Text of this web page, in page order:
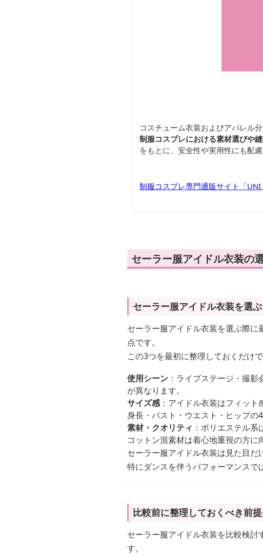
コスチューム衣装およびアパレル
制服コスプレにおける素材選びや
をもとに、安全性や実用性にも配
制服コスプレ専門通販サイト「UNI
セーラー服アイドル衣装の
セーラー服アイドル衣装を選
セーラー服アイドル衣装を選ぶ際に
点です。
この3つを最初に整理しておくだけ
使用シーン ：ライブステージ・撮
が異なります。
サイズ感：アイドル衣装はフィット
身長・バスト・ウエスト・ヒップの
素材・クオリティ ：ポリエステル
コットン混素材は着心地重視の方に
セーラー服アイドル衣装は見た目だ
特にダンスを伴うパフォーマンスで
比較前に整理しておくべき前
セーラー服アイドル衣装を比較検
す。